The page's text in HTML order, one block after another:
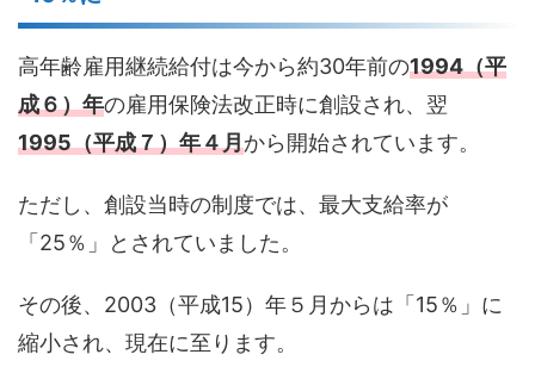
高年齢雇用継続給付は今から約30年前の1994（平
成６）年の雇用保険法改正時に創設され、翌
1995（平成７）年４月から開始されています。
ただし、創設当時の制度では、最大支給率が
「25％」とされていました。
その後、2003（平成15）年５月からは「15％」に
縮小され、現在に至ります。